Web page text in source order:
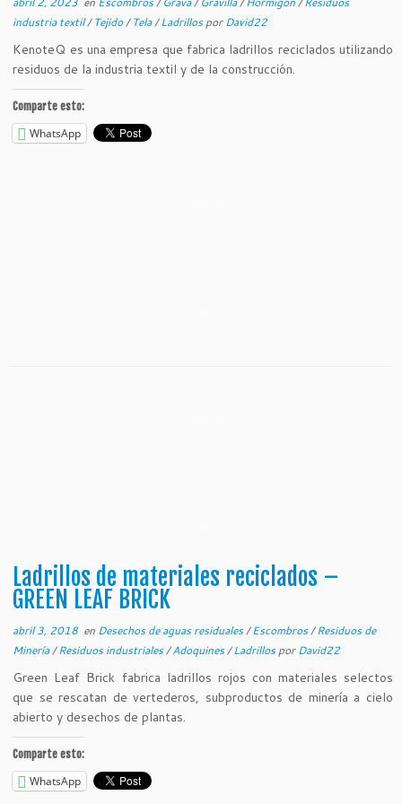
industria textil/Tejido/Tela/LadrillosporDavid22
KenoteQ es una empresa que fabrica ladrillos reciclados utilizando
residuos de la industria textil y de la construcción.
Comparte esto:
WhatsApp
Ladrillos de materiales reciclados –
GREEN LEAF BRICK
abril 3, 2018 en Desechos de aguas residuales/Escombros/Residuos de
Minería/Residuos industriales/Adoquines/LadrillosporDavid22
Green Leaf Brick fabrica ladrillos rojos con materiales selectos
que se rescatan de vertederos, subproductos de minería a cielo
abierto y desechos de plantas.
Comparte esto:
WhatsApp